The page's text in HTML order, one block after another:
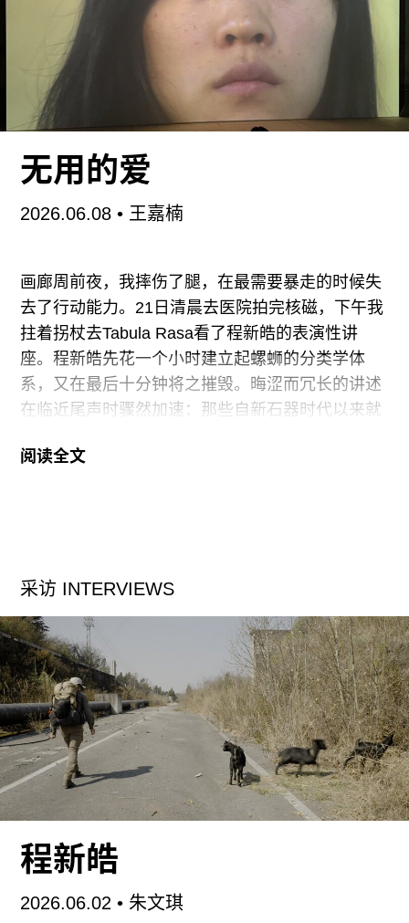
变他们的生活。在一定程度上,我的整个展览就是要
把你搞疯。
我们的文化试图操纵生命中遇到的所有一切, 我们
也渐渐学会管理好自己周遭的事物。我们自己能把
我这次展览想要给的”体验”。 我希望参加这次展览
生活里平时认为需谨记于心的下一步会是怎么样。
到由此而生的疯狂。我们的文化拒绝这样疯狂,也许
是因为这太疯狂了,也许这样的疯狂存在的太多太过
了。很早以前, 意识的崛起形成了控制疯狂的工具,
但是
无用的爱
2026.06.08• 王嘉楠
画廊周前夜，我摔伤了腿，在最需要暴走的时候失
去了行动能力。21日清晨去医院拍完核磁，下午我
拄着拐杖去Tabula Rasa看了程新皓的表演性讲
座。程新皓先花一个小时建立起螺蛳的分类学体
系，又在最后十分钟将之摧毁。晦涩而冗长的讲述
在临近尾声时骤然加速：那些自新石器时代以来就
绝。于是，那些对螺蛳争先恐后的命名、不断增殖
个半小时里，我从昏昏欲睡到潸然泪下，感动于连
资本主义都无法消化的剩余——艺术家纯粹、真挚
而无用的爱。
22日，腿伤恢复得比想象中快，我在绵绵细雨中跛
行，穿行于画廊间。张然在“危情眼”（CLC画廊）
中呈现了仿佛同时来自远古与近未来的某种另类科
学产物。这些介于秩序与随机、连贯与断裂之间的
神秘图像结构，实则源于艺术家对眼底飞蚊症的观
测，以及对视红蛋白这一不可视结构的材料转译。
画廊周的人声鼎沸对于观看经傲“一条直线”（魔金
石空间）来说是灾难性的。索性人潮散去后，你还
能重返展厅，在黑暗中上缴全部感官，让目光跟随
阅读全文
采访 INTERVIEWS
程新皓
2026.06.02• 朱文琪